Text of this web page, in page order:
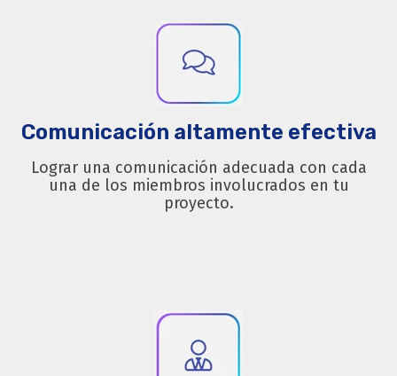
Comunicación altamente efectiva
Lograr una comunicación adecuada con cada
una de los miembros involucrados en tu
proyecto.